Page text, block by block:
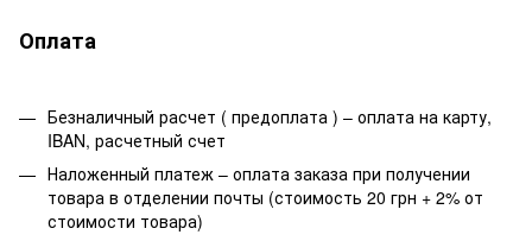
Оплата
Безналичный расчет ( предоплата ) – оплата на карту,
IBAN, расчетный счет
Наложенный платеж – оплата заказа при получении
товара в отделении почты (стоимость 20 грн + 2% от
стоимости товара)